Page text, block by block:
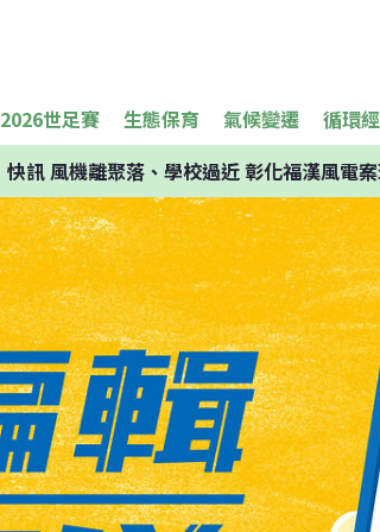
2026世足賽 生態保育 氣候變遷 循環
快訊風機離聚落、學校過近 彰化福漢風電